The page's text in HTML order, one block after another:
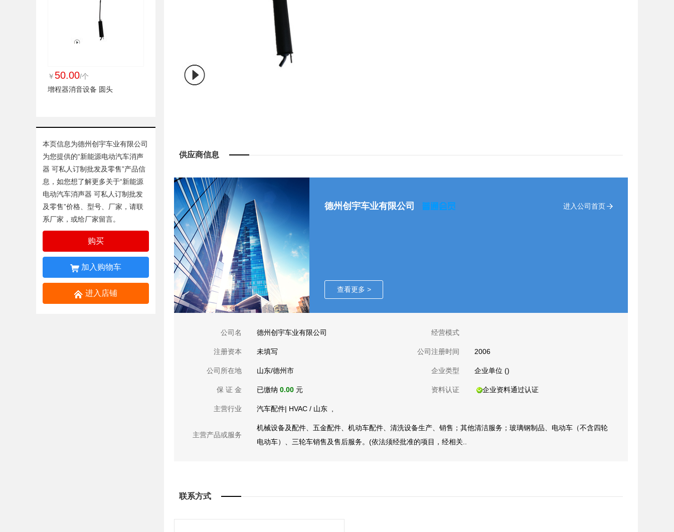
￥ 50.00/个
增程器消音设备 圆头
本页信息为德州创宇车业有限公司
为您提供的“新能源电动汽车消声
器 可私人订制批发及零售”产品信
息，如您想了解更多关于“新能源
电动汽车消声器 可私人订制批发
及零售”价格、型号、厂家，请联
系厂家，或给厂家留言。
购买
加入购物车
进入店铺
供应商信息
德州创宇车业有限公司 进入公司首页
查看更多 >
公司名 德州创宇车业有限公司 经营模式
注册资本 未填写 公司注册时间 2006
公司所在地 山东/德州市 企业类型 企业单位 ()
保 证 金 已缴纳 0.00 元 资料认证 企业资料通过认证
主营行业 汽车配件| HVAC / 山东
主营产品或服务
机械设备及配件、五金配件、机动车配件、清洗设备生产、销售；其他清洁服务；玻璃钢制品、电动车（不含四轮
电动车）、三轮车销售及售后服务。(依法须经批准的项目，经相关..
联系方式